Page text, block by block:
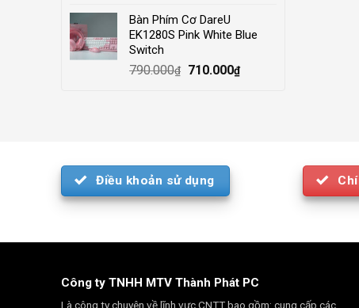
was:
210.000₫.195.000₫.
Bàn Phím Cơ DareU
EK1280S Pink White Blue
Switch
790.000₫
Original
710.000₫Current
Điều khoản sử dụng
Công ty TNHH MTV Thành Phát PC
Là công ty chuyên về lĩnh vực CNTT bao gồm: cung cấp các